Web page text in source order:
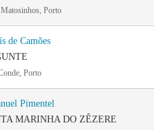
Porto
de Camões
Porto
Pimentel
MARINHA DO ZÊZERE